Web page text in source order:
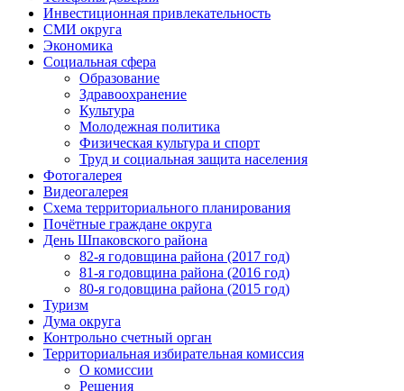
Инвестиционная привлекательность
СМИ округа
Экономика
Социальная сфера
Образование
Здравоохранение
Культура
Молодежная политика
Физическая культура и спорт
Труд и социальная защита населения
Фотогалерея
Видеогалерея
Схема территориального планирования
Почётные граждане округа
День Шпаковского района
82-я годовщина района (2017 год)
81-я годовщина района (2016 год)
80-я годовщина района (2015 год)
Туризм
Дума округа
Контрольно счетный орган
Территориальная избирательная комиссия
О комиссии
Решения